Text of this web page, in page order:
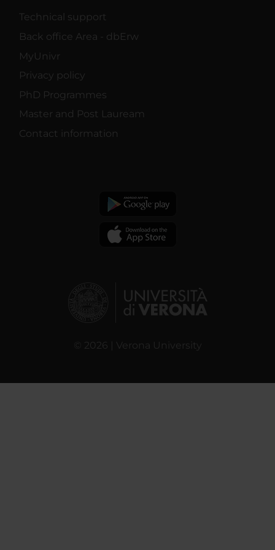
Technical support
Back office Area - dbErw
MyUnivr
Privacy policy
PhD Programmes
Master and Post Lauream
Contact information
© 2026 | Verona University